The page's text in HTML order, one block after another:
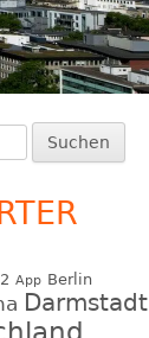
App Berlin
Darmstadt